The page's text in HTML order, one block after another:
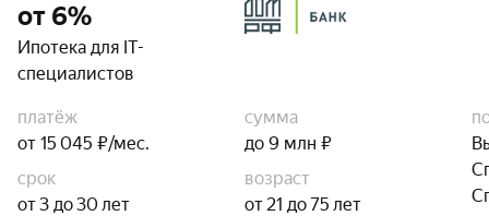
от 6%
Ипотека для IT-
специалистов
платёж
от 15 045 ₽/мес.
сумма
до 9 млн ₽
срок
от 3 до 30 лет
возраст
от 21 до 75 лет